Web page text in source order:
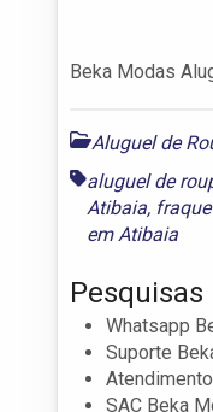
Beka Modas
Aluguel de
aluguel de
Atibaia,
em Atibaia
Pesquisas
Whatsapp
Suporte
SAC Beka